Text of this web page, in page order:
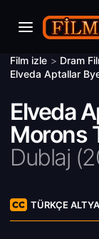
Film izle > Dram
Elveda Aptallar
Elveda
Morons
Dublaj (
TÜRKÇE